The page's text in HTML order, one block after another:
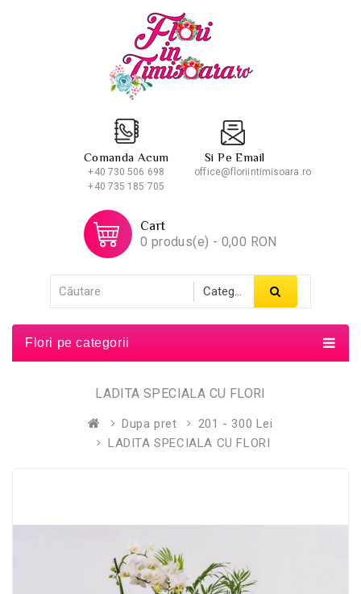
Comanda Acum
+40 730 506 698
+40 735 185 705
Si Pe Email
office@floriintimisoara.ro
Cart
0 produs(e) - 0,00 RON
Flori pe categorii
LADITA SPECIALA CU FLORI
Dupa pret
201 - 300 Lei
LADITA SPECIALA CU FLORI